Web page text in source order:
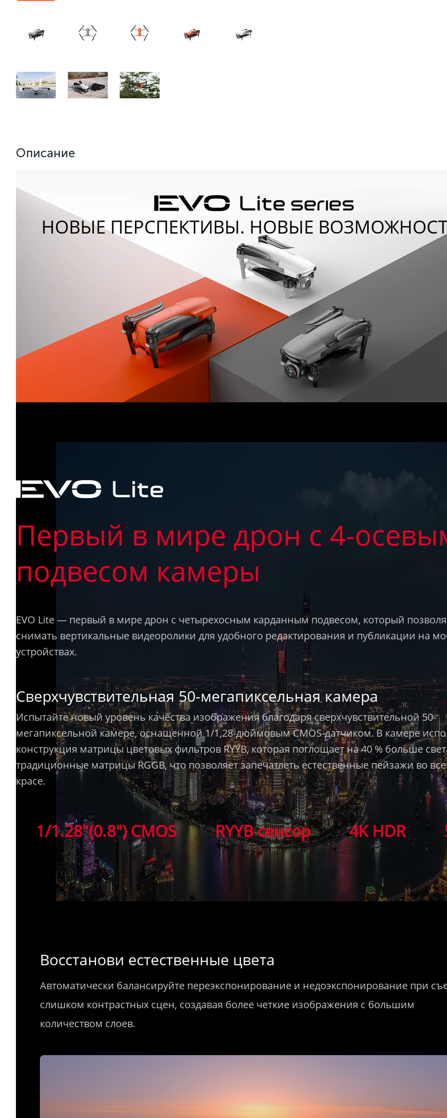
Описание
НОВЫЕ ПЕРСПЕКТИВЫ. НОВЫЕ
Первый в мире дрон с 4-
подвесом камеры
EVO Lite — первый в мире дрон с четырехосным карданным подвесом, который
снимать вертикальные видеоролики для удобного редактирования и публикации на
устройствах.
Сверхчувствительная 50-мегапиксельная камера
Испытайте новый уровень качества изображения благодаря сверхчувствительной 50-
мегапиксельной камере, оснащенной 1/1,28-дюймовым CMOS-датчиком. В камере
конструкция матрицы цветовых фильтров RYYB, которая поглощает на 40 % больше
традиционные матрицы RGGB, что позволяет запечатлеть естественные пейзажи во
красе.
1/1.28"(0.8") CMOS RYYB сенсор 4K HDR
Восстанови естественные цвета
Автоматически балансируйте переэкспонирование и недоэкспонирование при
слишком контрастных сцен, создавая более четкие изображения с большим
количеством слоев.